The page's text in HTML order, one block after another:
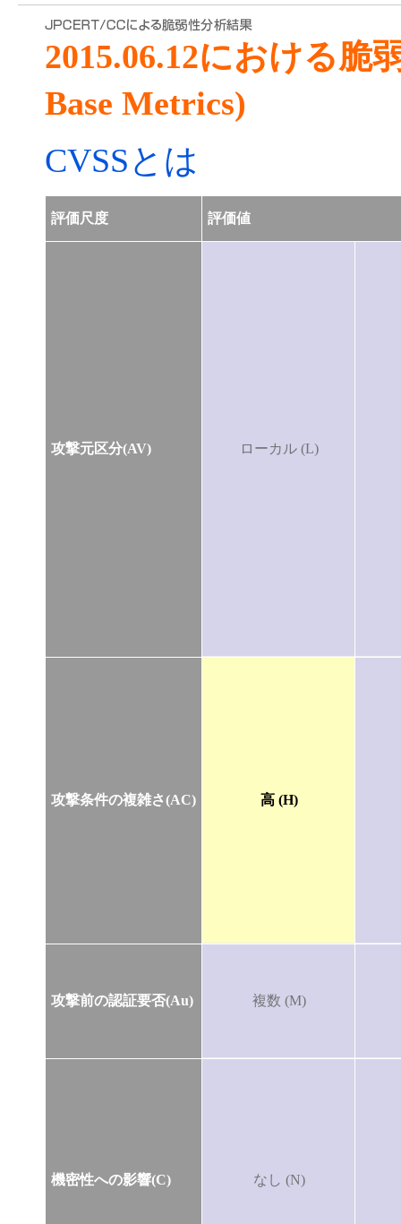
2015.06.12における脆
Base Metrics)
CVSSとは
評価尺度 評価値
攻撃元区分(AV) ローカル (L)
攻撃条件の複雑さ(AC) 高 (H)
攻撃前の認証要否(Au) 複数 (M)
機密性への影響(C) なし (N)